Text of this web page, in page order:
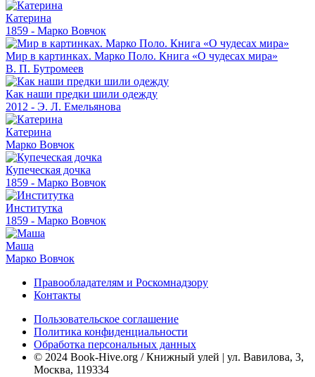
Катерина
1859 - Марко Вовчок
Мир в картинках. Марко Поло. Книга «О чудесах мира»
В. П. Бутромеев
Как наши предки шили одежду
2012 - Э. Л. Емельянова
Катерина
Марко Вовчок
Купеческая дочка
1859 - Марко Вовчок
Институтка
1859 - Марко Вовчок
Маша
Марко Вовчок
Правообладателям и Роскомнадзору
Контакты
Пользовательское соглашение
Политика конфиденциальности
Обработка персональных данных
© 2024 Book-Hive.org / Книжный улей | ул. Вавилова, 3,
Москва, 119334